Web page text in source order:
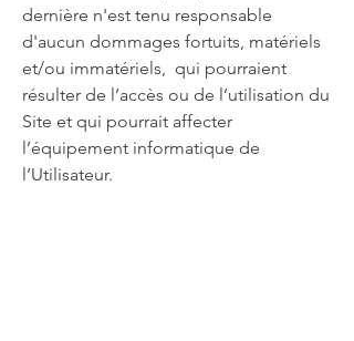
dernière n'est tenu responsable
d'aucun dommages fortuits, matériels
et/ou immatériels, qui pourraient
résulter de l’accès ou de l’utilisation du
Site et qui pourrait affecter
l’équipement informatique de
l’Utilisateur.